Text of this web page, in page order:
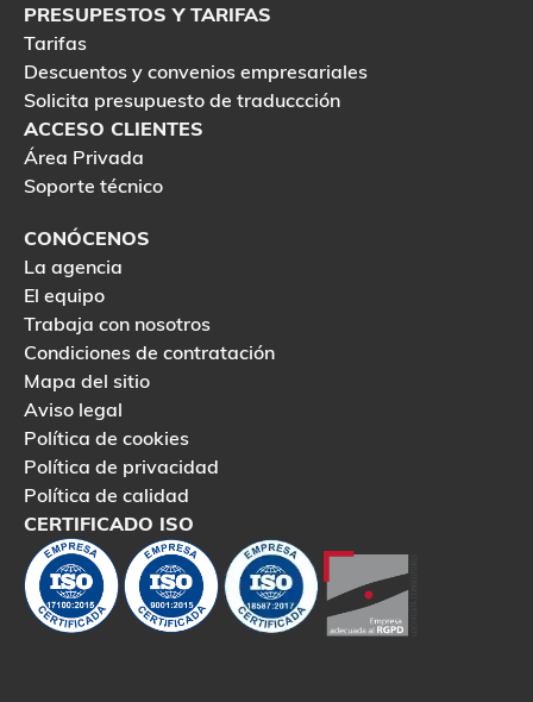
PRESUPESTOS Y TARIFAS
Tarifas
Descuentos y convenios empresariales
Solicita presupuesto de traduccción
ACCESO CLIENTES
Área Privada
Soporte técnico
CONÓCENOS
La agencia
El equipo
Trabaja con nosotros
Condiciones de contratación
Mapa del sitio
Aviso legal
Política de cookies
Política de privacidad
Política de calidad
CERTIFICADO ISO